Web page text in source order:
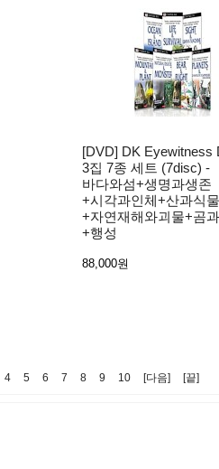
[DVD] DK Eyewitness
3집 7종 세트 (7disc) -
바다와섬+생명과생존
+시각과인체+산과식물
+자연재해와괴물+곰
+행성
88,000원
4 5 6 7 8 9 10 [다음] [끝]